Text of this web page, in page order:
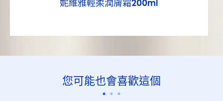
妮維雅輕柔潤膚霜200ml
您可能也會喜歡這個